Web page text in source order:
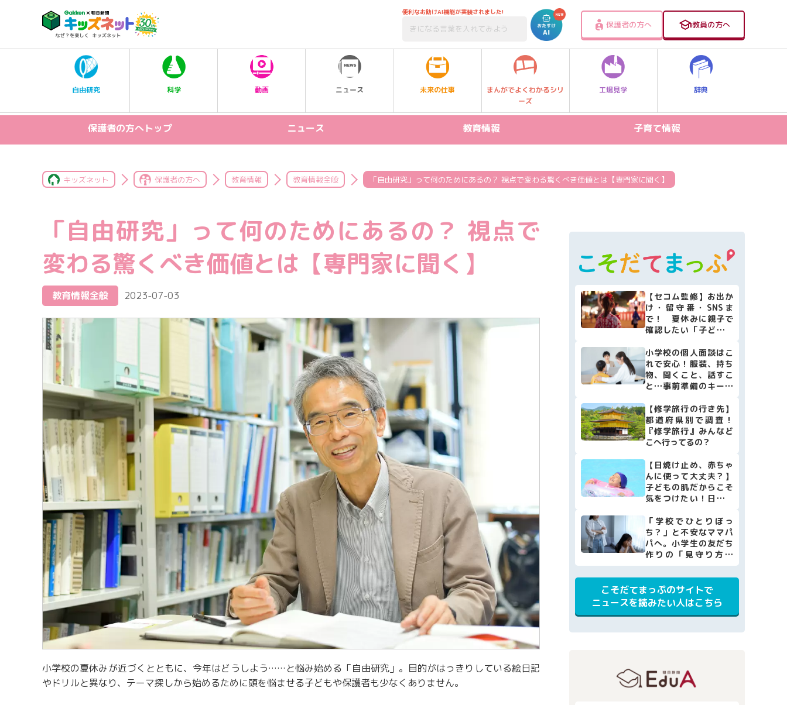
便利なお助けAI機能が実装されました!
保護者の方へ 教員の方へ
自由研究 科学 動画 ニュース 未来の仕事
まんがでよくわかるシリ
ーズ
工場見学 辞典
保護者の方へトップ ニュース
新製品
教育情報
プログラミング
習い事
教育情報全般
子育て情報
お出かけスポット
マネー
本・映画
子育て情報全般
キッズネット 保護者の方へ 教育情報 教育情報全般 「自由研究」って何のためにあるの？ 視点で変わる驚くべき価値とは【専門家に聞く】
「自由研究」って何のためにあるの？ 視点で
変わる驚くべき価値とは【専門家に聞く】
教育情報全般 2023-07-03
小学校の夏休みが近づくとともに、今年はどうしよう……と悩み始める「自由研究」。目的がはっきりしている絵日記
やドリルと異なり、テーマ探しから始めるために頭を悩ませる子どもや保護者も少なくありません。
【セコム監修】お出か
け・留守番・SNSま
で！ 夏休みに親子で
確認したい「子どもの
小学校の個人面談はこ
れで安心！服装、持ち
物、聞くこと、話すこ
と…事前準備のキーポ
【修学旅行の行き先】
都道府県別で調査！
『修学旅行』みんなど
こへ行ってるの？
【日焼け止め、赤ちゃ
んに使って大丈夫？】
子どもの肌だからこそ
気をつけたい！日焼け
[小児科医監修]
「学校でひとりぼっ
ち？」と不安なママパ
パへ。小学生の友だち
作りの「見守り方」
と、家庭でできる4つの
サポート
こそだてまっぷのサイトで
ニュースを読みたい人はこちら